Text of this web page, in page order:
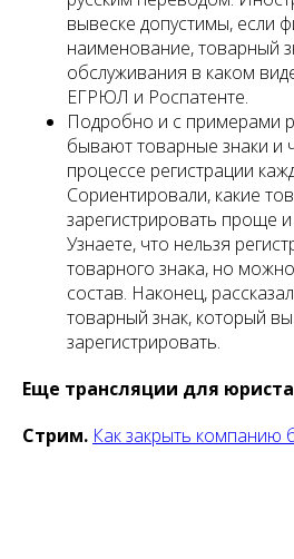
вывеске допустимы, если
наименование, товарный
обслуживания в каком
ЕГРЮЛ и Роспатенте.
Подробно и с примерами
бывают товарные знаки и
процессе регистрации
Сориентировали, какие
зарегистрировать проще
Узнаете, что нельзя
товарного знака, но
состав. Наконец,
товарный знак, который
зарегистрировать.
Еще трансляции для
Стрим. Как закрыть компанию